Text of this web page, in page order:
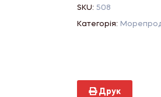
SKU: 508
Категорія:
Друк